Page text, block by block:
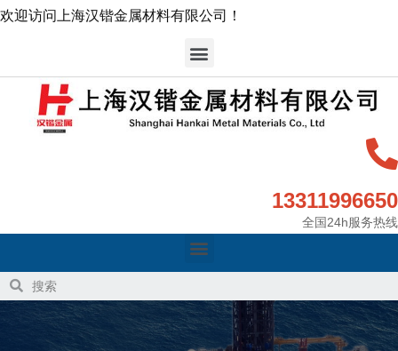
欢迎访问上海汉锴金属材料有限公司！
13311996650
全国24h服务热线